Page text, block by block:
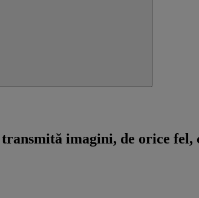
imagini, de orice